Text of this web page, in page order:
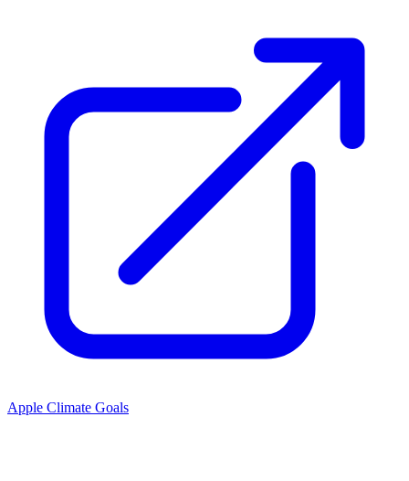
Apple Climate Goals